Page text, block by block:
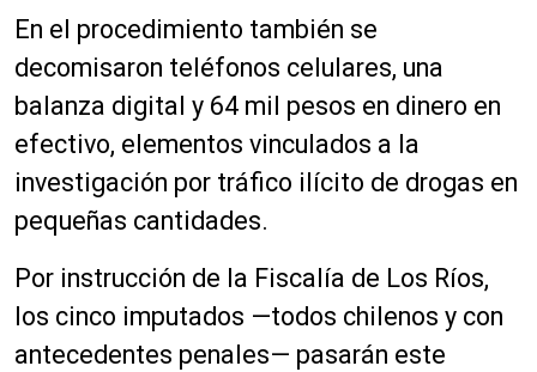
En el procedimiento también se
decomisaron teléfonos celulares, una
balanza digital y 64 mil pesos en dinero en
efectivo, elementos vinculados a la
investigación por tráfico ilícito de drogas en
pequeñas cantidades.
Por instrucción de la Fiscalía de Los Ríos,
los cinco imputados —todos chilenos y con
antecedentes penales— pasarán este